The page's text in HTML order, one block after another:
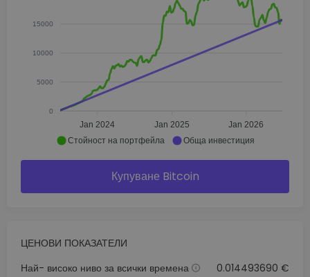
15000
10000
5000
0
Jan 2024 Jan 2025 Jan 2026
Стойност на портфейла Обща инвестиция
Купуване Bitcoin
ЦЕНОВИ ПОКАЗАТЕЛИ
Най- високо ниво за всички времена
0.014493690 €